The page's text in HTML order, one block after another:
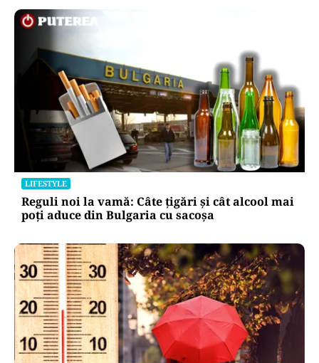
LIFESTYLE
Reguli noi la vamă: Câte țigări și cât alcool mai
poți aduce din Bulgaria cu sacoșa